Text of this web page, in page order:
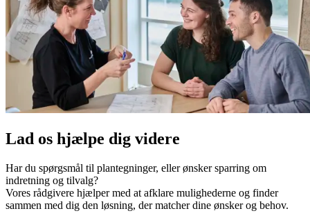
Lad os hjælpe dig videre
Har du spørgsmål til plantegninger, eller ønsker sparring om
indretning og tilvalg?
Vores rådgivere hjælper med at afklare mulighederne og finder
sammen med dig den løsning, der matcher dine ønsker og behov.